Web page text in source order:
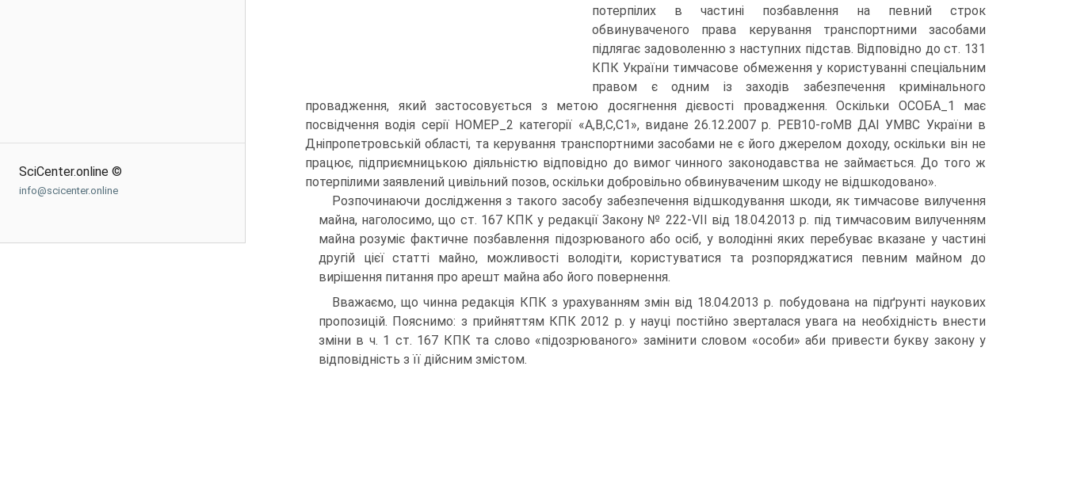
SciCenter.online ©
info@scicenter.online
потерпілих в частині позбавлення на певний строк
обвинуваченого права керування транспортними засобами
підлягає задоволенню з наступних підстав. Відповідно до ст. 131
КПК України тимчасове обмеження у користуванні спеціальним
правом є одним із заходів забезпечення кримінального
провадження, який застосовується з метою досягнення дієвості провадження. Оскільки ОСОБА_1 має
посвідчення водія серії НОМЕР_2 категорії «А,В,С,С1», видане 26.12.2007 р. РЕВ10-гоМВ ДАІ УМВС України в
Дніпропетровській області, та керування транспортними засобами не є його джерелом доходу, оскільки він не
працює, підприємницькою діяльністю відповідно до вимог чинного законодавства не займається. До того ж
потерпілими заявлений цивільний позов, оскільки добровільно обвинуваченим шкоду не відшкодовано».
Розпочинаючи дослідження з такого засобу забезпечення відшкодування шкоди, як тимчасове вилучення
майна, наголосимо, що ст. 167 КПК у редакції Закону № 222-VII від 18.04.2013 р. під тимчасовим вилученням
майна розуміє фактичне позбавлення підозрюваного або осіб, у володінні яких перебуває вказане у частині
другій цієї статті майно, можливості володіти, користуватися та розпоряджатися певним майном до
вирішення питання про арешт майна або його повернення.
Вважаємо, що чинна редакція КПК з урахуванням змін від 18.04.2013 р. побудована на підґрунті наукових
пропозицій. Пояснимо: з прийняттям КПК 2012 р. у науці постійно зверталася увага на необхідність внести
зміни в ч. 1 ст. 167 КПК та слово «підозрюваного» замінити словом «особи» аби привести букву закону у
відповідність з її дійсним змістом.